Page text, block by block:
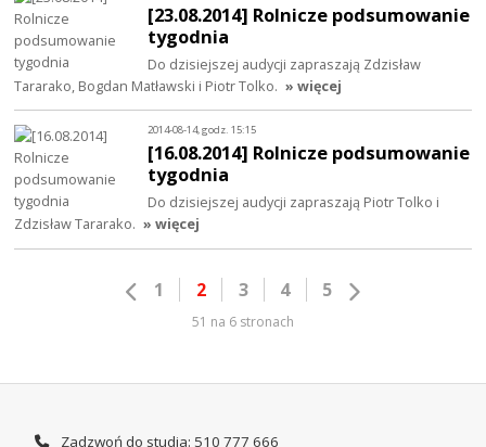
[23.08.2014] Rolnicze podsumowanie
tygodnia
Do dzisiejszej audycji zapraszają Zdzisław
Tararako, Bogdan Matławski i Piotr Tolko. » więcej
2014-08-14, godz. 15:15
[16.08.2014] Rolnicze podsumowanie
tygodnia
Do dzisiejszej audycji zapraszają Piotr Tolko i
Zdzisław Tararako. » więcej
1 2 3 4 5
51 na 6 stronach
Zadzwoń do studia: 510 777 666